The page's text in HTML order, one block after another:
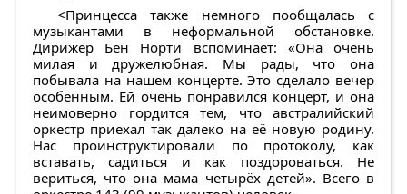
<Принцесса также немного пообщалась с
музыкантами в неформальной обстановке.
Дирижер Бен Норти вспоминает: «Она очень
милая и дружелюбная. Мы рады, что она
побывала на нашем концерте. Это сделало вечер
особенным. Ей очень понравился концерт, и она
неимоверно гордится тем, что австралийский
оркестр приехал так далеко на её новую родину.
Нас проинструктировали по протоколу, как
вставать, садиться и как поздороваться. Не
вериться, что она мама четырёх детей». Всего в